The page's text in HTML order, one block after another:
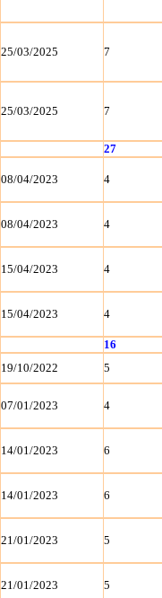
25/03/2025 7
25/03/2025 7
27
08/04/2023 4
08/04/2023 4
15/04/2023 4
15/04/2023 4
16
19/10/2022 5
07/01/2023 4
14/01/2023 6
14/01/2023 6
21/01/2023 5
21/01/2023 5